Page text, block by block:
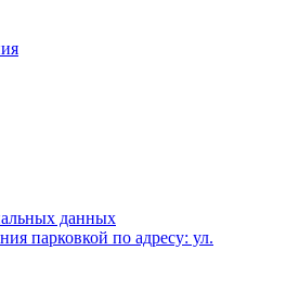
данных
парковкой по адресу: ул.